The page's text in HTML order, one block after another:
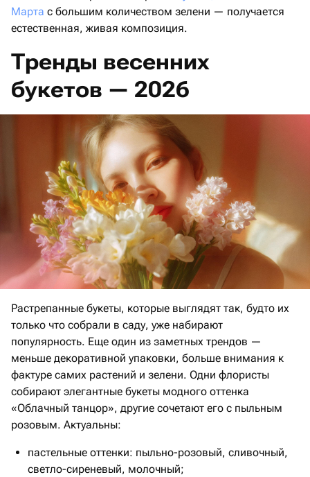
Марта с большим количеством зелени — получается
естественная, живая композиция.
Тренды весенних
букетов — 2026
Растрепанные букеты, которые выглядят так, будто их
только что собрали в саду, уже набирают
популярность. Еще один из заметных трендов —
меньше декоративной упаковки, больше внимания к
фактуре самих растений и зелени. Одни флористы
собирают элегантные букеты модного оттенка
«Облачный танцор», другие сочетают его с пыльным
розовым. Актуальны:
пастельные оттенки: пыльно-розовый, сливочный,
светло-сиреневый, молочный;